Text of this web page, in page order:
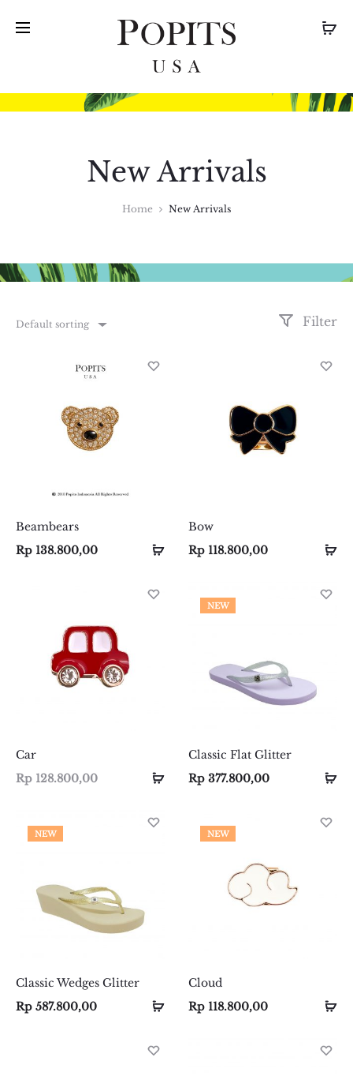
New Arrivals
Home New Arrivals
Default sorting Filter
Add
Beambears
Rp 138.800,00
Add
Bow
Rp 118.800,00
Select
Car
Rp 128.800,00
Select
NEW
Classic Flat Glitter
Rp 377.800,00
NEW
Select
Classic Wedges Glitter
Rp 587.800,00
Select
NEW
Cloud
Rp 118.800,00